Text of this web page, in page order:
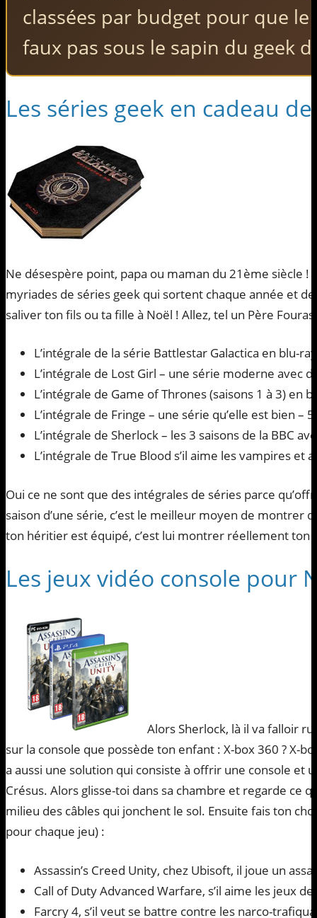
classées par budget pour que le
faux pas sous le sapin du geek
Les séries geek en cadeau
Ne désespère point, papa ou maman du 21ème siècle !
myriades de séries geek qui sortent chaque année et
saliver ton fils ou ta fille à Noël ! Allez, tel un Père
L’intégrale de la série Battlestar Galactica en blu-
L’intégrale de Lost Girl – une série moderne avec
L’intégrale de Game of Thrones (saisons 1 à 3) en
L’intégrale de Fringe – une série qu’elle est bien –
L’intégrale de Sherlock – les 3 saisons de la BBC
L’intégrale de True Blood s’il aime les vampires et
Oui ce ne sont que des intégrales de séries parce
saison d’une série, c’est le meilleur moyen de montrer
ton héritier est équipé, c’est lui montrer réellement ton
Les jeux vidéo console pour
Alors Sherlock, là il va falloir
sur la console que possède ton enfant : X-box 360 ? X-
a aussi une solution qui consiste à offrir une console et
Crésus. Alors glisse-toi dans sa chambre et regarde ce
milieu des câbles qui jonchent le sol. Ensuite fais ton
pour chaque jeu) :
Assassin’s Creed Unity, chez Ubisoft, il joue un
Call of Duty Advanced Warfare, s’il aime les jeux
Farcry 4, s’il veut se battre contre les narco-